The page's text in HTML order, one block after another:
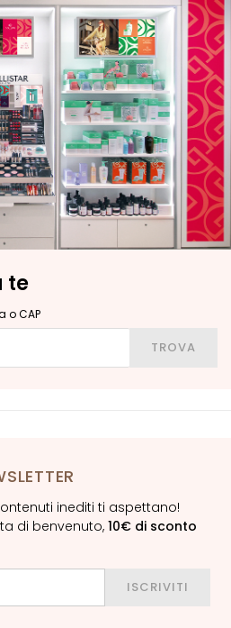
te
o CAP
TROVA
inediti ti aspettano!
di benvenuto, 10€ di sconto
ISCRIVITI